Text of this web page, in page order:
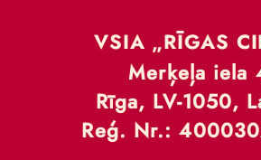
VSIA „RĪGAS
Merķeļa iela
Rīga, LV-1050,
Reģ. Nr.: